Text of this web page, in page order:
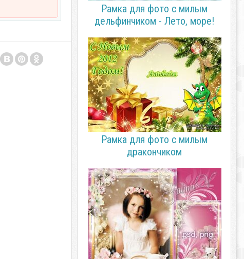
Рамка для фото с милым
дельфинчиком - Лето, море!
Рамка для фото с милым
дракончиком